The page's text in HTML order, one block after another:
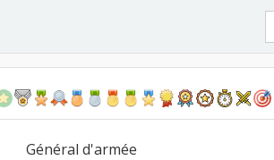
Général d'armée